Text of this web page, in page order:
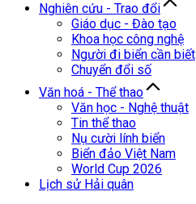
Nghiên cứu - Trao đổi
Giáo dục - Đào tạo
Khoa học công nghệ
Người đi biển cần biết
Chuyển đổi số
Văn hoá - Thể thao
Văn học - Nghệ thuật
Tin thể thao
Nụ cười lính biển
Biển đảo Việt Nam
World Cup 2026
Lịch sử Hải quân